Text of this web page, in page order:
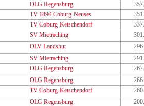
OLG Regensburg
TV 1894 Coburg-Neuses
TV Coburg-Ketschendorf
SV Mietraching
OLV Landshut
SV Mietraching
OLG Regensburg
OLG Regensburg
TV Coburg-Ketschendorf
OLG Regensburg